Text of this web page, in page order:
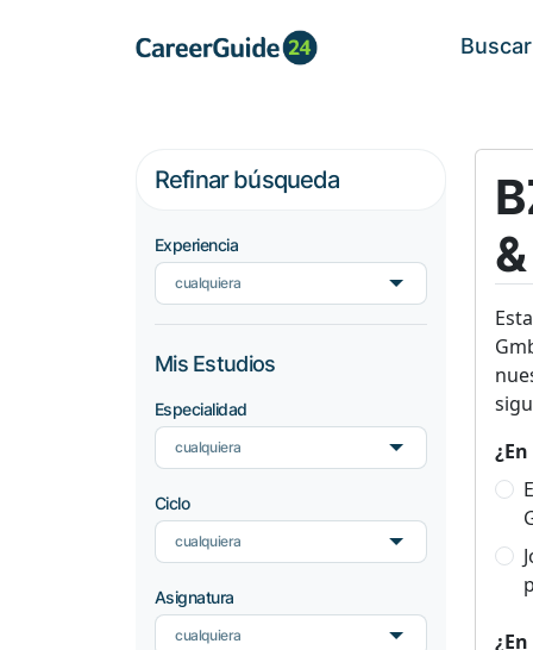
Buscar
Refinar búsqueda
Experiencia
cualquiera
Mis Estudios
Especialidad
cualquiera
Ciclo
cualquiera
Asignatura
cualquiera